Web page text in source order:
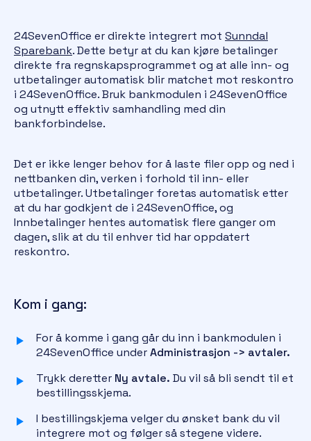
24SevenOffice er direkte integrert mot Sunndal
Sparebank. Dette betyr at du kan kjøre betalinger
direkte fra regnskapsprogrammet og at alle inn- og
utbetalinger automatisk blir matchet mot reskontro
i 24SevenOffice. Bruk bankmodulen i 24SevenOffice
og utnytt effektiv samhandling med din
bankforbindelse.
Det er ikke lenger behov for å laste filer opp og ned i
nettbanken din, verken i forhold til inn- eller
utbetalinger. Utbetalinger foretas automatisk etter
at du har godkjent de i 24SevenOffice, og
Innbetalinger hentes automatisk flere ganger om
dagen, slik at du til enhver tid har oppdatert
reskontro.
Kom i gang:
For å komme i gang går du inn i bankmodulen i
24SevenOffice underAdministrasjon -> avtaler.
Trykk deretter Ny avtale. Du vil så bli sendt til et
bestillingsskjema.
I bestillingskjema velger du ønsket bank du vil
integrere mot og følger så stegene videre.